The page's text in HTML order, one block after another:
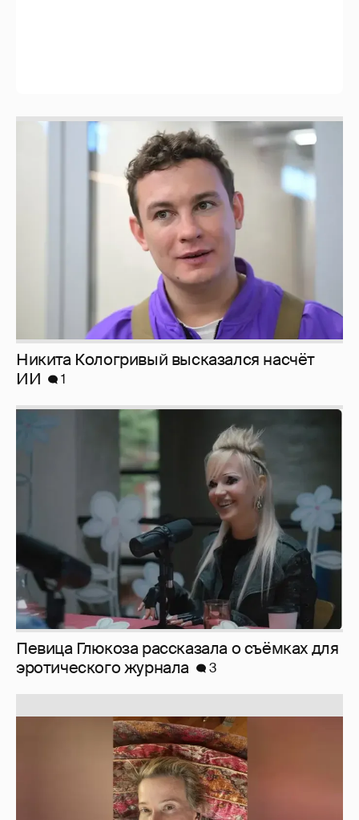
Никита Кологривый высказался насчёт
Певица Глюкоза рассказала о съёмках для
эротического журнала
3
Юлия Высоцкая выложила селфи без